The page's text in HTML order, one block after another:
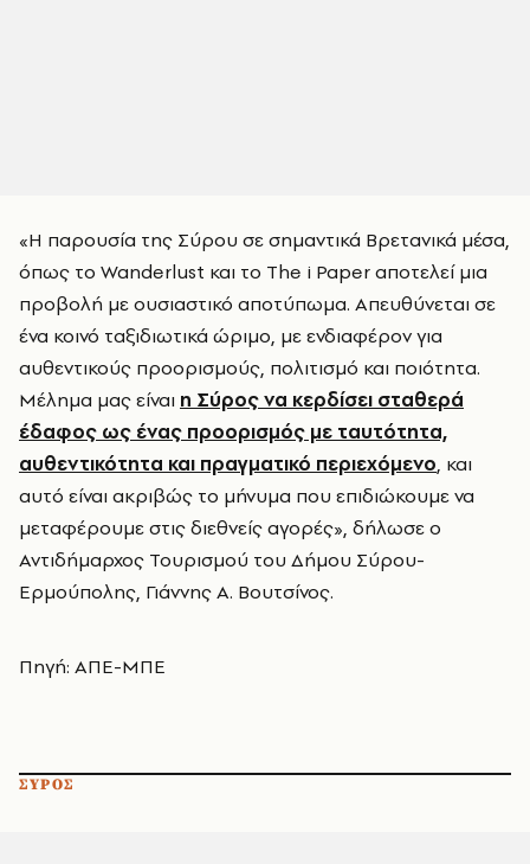
«Η παρουσία της Σύρου σε σημαντικά Βρετανικά μέσα,
όπως το Wanderlust και το The i Paper αποτελεί μια
προβολή με ουσιαστικό αποτύπωμα. Απευθύνεται σε
ένα κοινό ταξιδιωτικά ώριμο, με ενδιαφέρον για
αυθεντικούς προορισμούς, πολιτισμό και ποιότητα.
Μέλημα μας είναι η Σύρος να κερδίσει σταθερά
έδαφος ως ένας προορισμός με ταυτότητα,
αυθεντικότητα και πραγματικό περιεχόμενο, και
αυτό είναι ακριβώς το μήνυμα που επιδιώκουμε να
μεταφέρουμε στις διεθνείς αγορές», δήλωσε ο
Αντιδήμαρχος Τουρισμού του Δήμου Σύρου-
Ερμούπολης, Γιάννης Α. Βουτσίνος.
Πηγή: ΑΠΕ-ΜΠΕ
ΣΥΡΟΣ